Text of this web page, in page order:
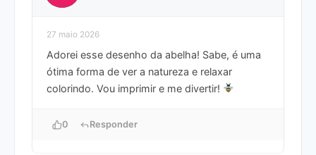
27 maio 2026
Adorei esse desenho da abelha! Sabe, é uma
ótima forma de ver a natureza e relaxar
colorindo. Vou imprimir e me divertir!
0 Responder